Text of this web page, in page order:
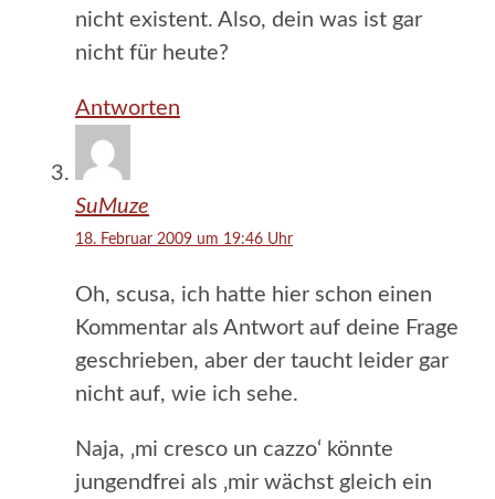
nicht existent. Also, dein was ist gar
nicht für heute?
Antworten
SuMuze
18. Februar 2009 um 19:46 Uhr
Oh, scusa, ich hatte hier schon einen
Kommentar als Antwort auf deine Frage
geschrieben, aber der taucht leider gar
nicht auf, wie ich sehe.
Naja, ‚mi cresco un cazzo‘ könnte
jungendfrei als ‚mir wächst gleich ein